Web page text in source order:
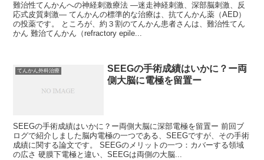
難治性てんかんへの神経刺激療法 —迷走神経刺激、深部脳刺激、反
応式皮質刺激— てんかんの標準的な治療は、抗てんかん薬（AED）
の投薬です。 ところが、約３割のてんかん患者さんは、難治性てん
かん 難治てんかん（refractory epile...
てんかん外科治療
SEEGの手術成績はいかに？ー両
側大脳に電極を留置ー
SEEGの手術成績はいかに？ー両側大脳に深部電極を留置ー 前回ブ
ログで紹介しました脳内電極の一つである、SEEGですが、その手術
成績に関する論文です。 SEEGのメリットの一つ：カバーする領域
の広さ 硬膜下電極と違い、SEEGは両側の大脳...